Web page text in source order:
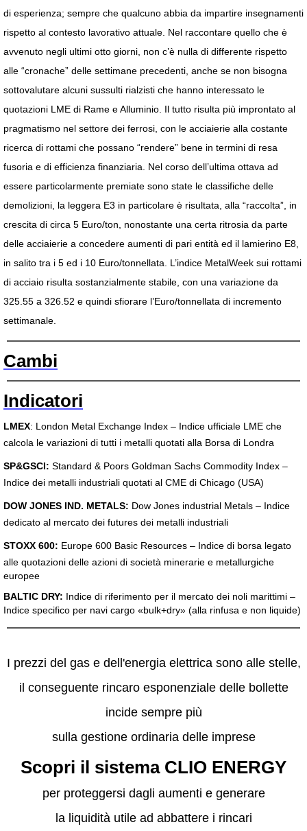
di esperienza; sempre che qualcuno abbia da impartire insegnamenti
rispetto al contesto lavorativo attuale. Nel raccontare quello che è
avvenuto negli ultimi otto giorni, non c’è nulla di differente rispetto
alle “cronache” delle settimane precedenti, anche se non bisogna
sottovalutare alcuni sussulti rialzisti che hanno interessato le
quotazioni LME di Rame e Alluminio. Il tutto risulta più improntato al
pragmatismo nel settore dei ferrosi, con le acciaierie alla costante
ricerca di rottami che possano “rendere” bene in termini di resa
fusoria e di efficienza finanziaria. Nel corso dell’ultima ottava ad
essere particolarmente premiate sono state le classifiche delle
demolizioni, la leggera E3 in particolare è risultata, alla “raccolta”, in
crescita di circa 5 Euro/ton, nonostante una certa ritrosia da parte
delle acciaierie a concedere aumenti di pari entità ed il lamierino E8,
in salito tra i 5 ed i 10 Euro/tonnellata. L’indice MetalWeek sui rottami
di acciaio risulta sostanzialmente stabile, con una variazione da
325.55 a 326.52 e quindi sfiorare l’Euro/tonnellata di incremento
settimanale.
Cambi
Indicatori
LMEX: London Metal Exchange Index – Indice ufficiale LME che
calcola le variazioni di tutti i metalli quotati alla Borsa di Londra
SP&GSCI: Standard & Poors Goldman Sachs Commodity Index –
Indice dei metalli industriali quotati al CME di Chicago (USA)
DOW JONES IND. METALS: Dow Jones industrial Metals – Indice
dedicato al mercato dei futures dei metalli industriali
STOXX 600: Europe 600 Basic Resources – Indice di borsa legato
alle quotazioni delle azioni di società minerarie e metallurgiche
europee
BALTIC DRY: Indice di riferimento per il mercato dei noli marittimi –
Indice specifico per navi cargo «bulk+dry» (alla rinfusa e non liquide)
I prezzi del gas e dell'energia elettrica sono alle stelle,
il conseguente rincaro esponenziale delle bollette
incide sempre più
sulla gestione ordinaria delle imprese
Scopri il sistema CLIO ENERGY
per proteggersi dagli aumenti e generare
la liquidità utile ad abbattere i rincari